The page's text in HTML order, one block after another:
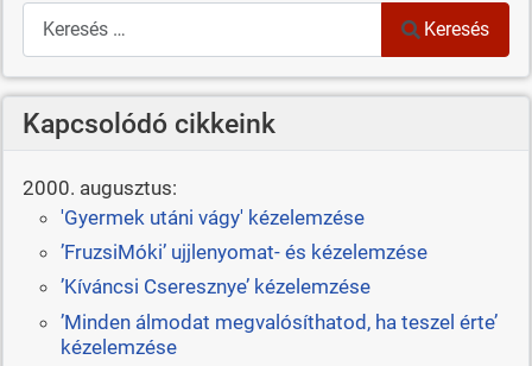
Keresés
Keresés
Kapcsolódó cikkeink
2000. augusztus:
'Gyermek utáni vágy' kézelemzése
’FruzsiMóki’ ujjlenyomat- és kézelemzése
’Kíváncsi Cseresznye’ kézelemzése
’Minden álmodat megvalósíthatod, ha teszel érte’
kézelemzése